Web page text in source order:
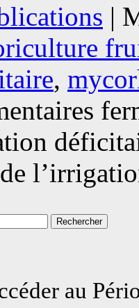
|
,
au